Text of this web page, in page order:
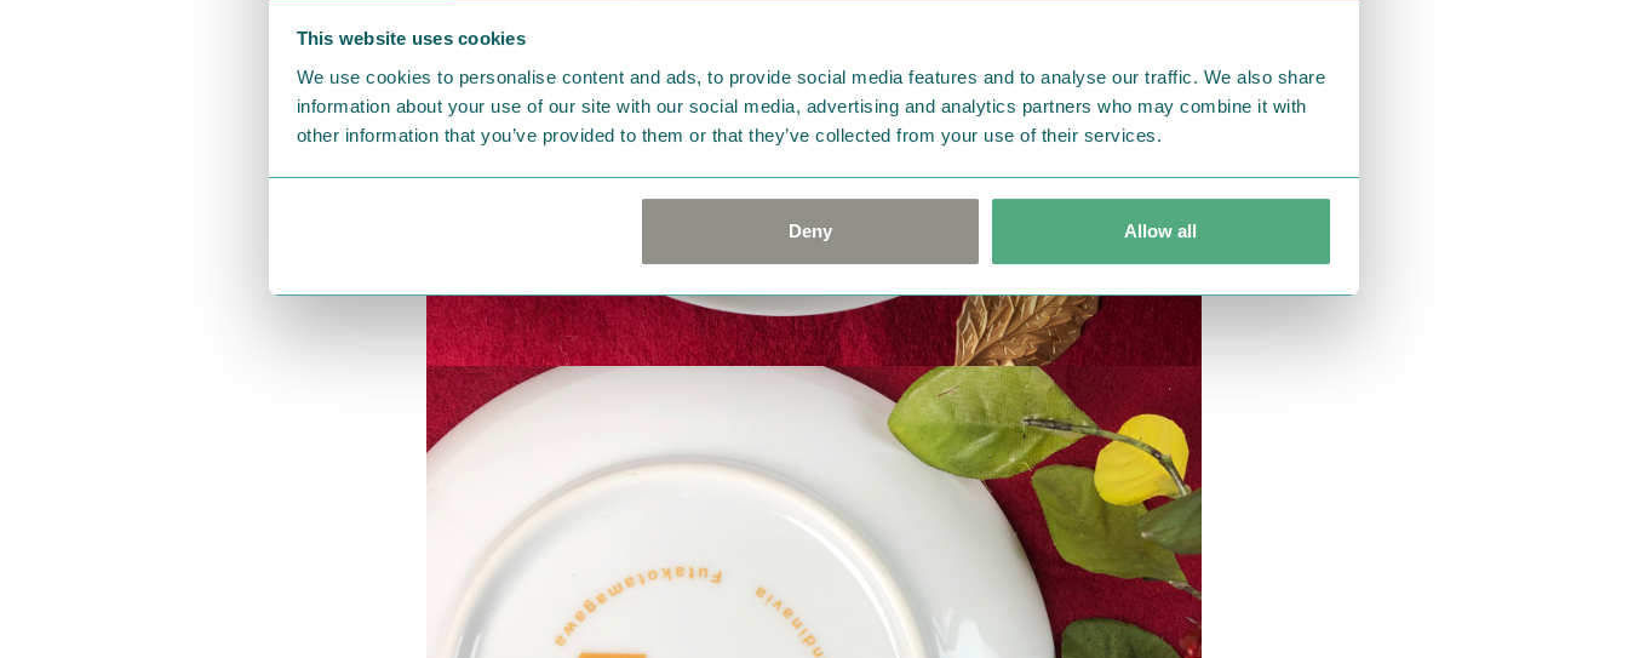
This website uses cookies
We use cookies to personalise content and ads, to provide social media features and to analyse our traffic. We also share
information about your use of our site with our social media, advertising and analytics partners who may combine it with
other information that you’ve provided to them or that they’ve collected from your use of their services.
Deny Allow all